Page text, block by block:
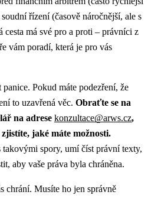
řízení (časově náročnější, ale s
cesta má své pro a proti – právníci z
vám poradí, která je pro vás
Pokud máte podezření, že
to uzavřená věc. Obraťte se na
na adrese konzultace@arws.cz,
jaké máte možnosti.
spory, umí číst právní texty,
aby vaše práva byla chráněna.
chrání. Musíte ho jen správně